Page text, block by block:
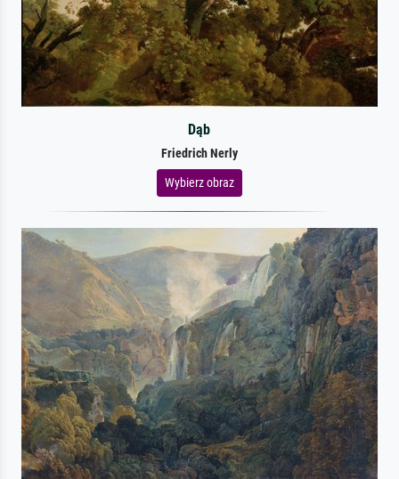
Dąb
Friedrich Nerly
Wybierz obraz